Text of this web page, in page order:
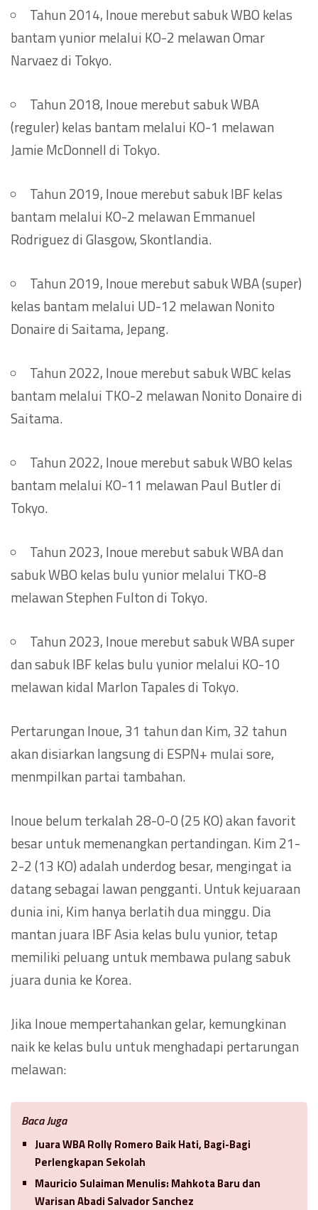
Tahun 2014, Inoue merebut sabuk WBO kelas
bantam yunior melalui KO-2 melawan Omar
Narvaez di Tokyo.
Tahun 2018, Inoue merebut sabuk WBA
(reguler) kelas bantam melalui KO-1 melawan
Jamie McDonnell di Tokyo.
Tahun 2019, Inoue merebut sabuk IBF kelas
bantam melalui KO-2 melawan Emmanuel
Rodriguez di Glasgow, Skontlandia.
Tahun 2019, Inoue merebut sabuk WBA (super)
kelas bantam melalui UD-12 melawan Nonito
Donaire di Saitama, Jepang.
Tahun 2022, Inoue merebut sabuk WBC kelas
bantam melalui TKO-2 melawan Nonito Donaire di
Saitama.
Tahun 2022, Inoue merebut sabuk WBO kelas
bantam melalui KO-11 melawan Paul Butler di
Tokyo.
Tahun 2023, Inoue merebut sabuk WBA dan
sabuk WBO kelas bulu yunior melalui TKO-8
melawan Stephen Fulton di Tokyo.
Tahun 2023, Inoue merebut sabuk WBA super
dan sabuk IBF kelas bulu yunior melalui KO-10
melawan kidal Marlon Tapales di Tokyo.
Pertarungan Inoue, 31 tahun dan Kim, 32 tahun
akan disiarkan langsung di ESPN+ mulai sore,
menmpilkan partai tambahan.
Inoue belum terkalah 28-0-0 (25 KO) akan favorit
besar untuk memenangkan pertandingan. Kim 21-
2-2 (13 KO) adalah underdog besar, mengingat ia
datang sebagai lawan pengganti. Untuk kejuaraan
dunia ini, Kim hanya berlatih dua minggu. Dia
mantan juara IBF Asia kelas bulu yunior, tetap
memiliki peluang untuk membawa pulang sabuk
juara dunia ke Korea.
Jika Inoue mempertahankan gelar, kemungkinan
naik ke kelas bulu untuk menghadapi pertarungan
melawan:
Baca Juga
Juara WBA Rolly Romero Baik Hati, Bagi-Bagi
Perlengkapan Sekolah
Mauricio Sulaiman Menulis: Mahkota Baru dan
Warisan Abadi Salvador Sanchez